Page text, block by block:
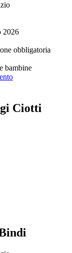
2026
obbligatoria
bambine
Ciotti